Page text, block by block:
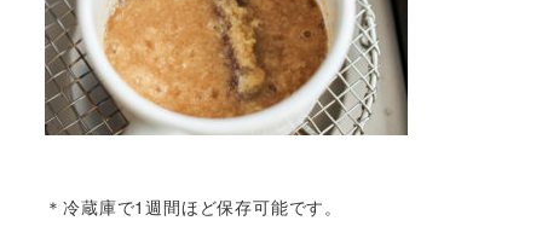
＊冷蔵庫で1週間ほど保存可能です。